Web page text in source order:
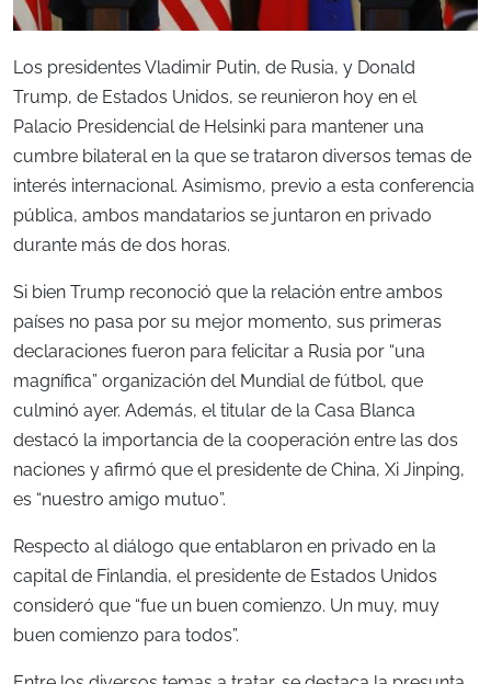
Los presidentes Vladimir Putin, de Rusia, y Donald
Trump, de Estados Unidos, se reunieron hoy en el
Palacio Presidencial de Helsinki para mantener una
cumbre bilateral en la que se trataron diversos temas de
interés internacional. Asimismo, previo a esta conferencia
pública, ambos mandatarios se juntaron en privado
durante más de dos horas.
Si bien Trump reconoció que la relación entre ambos
países no pasa por su mejor momento, sus primeras
declaraciones fueron para felicitar a Rusia por “una
magnífica” organización del Mundial de fútbol, que
culminó ayer. Además, el titular de la Casa Blanca
destacó la importancia de la cooperación entre las dos
naciones y afirmó que el presidente de China, Xi Jinping,
es “nuestro amigo mutuo”.
Respecto al diálogo que entablaron en privado en la
capital de Finlandia, el presidente de Estados Unidos
consideró que “fue un buen comienzo. Un muy, muy
buen comienzo para todos”.